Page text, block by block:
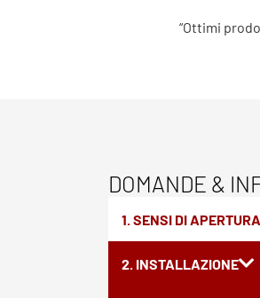
“Ottimi
DOMANDE &
1. SENSI DI APERTURA
2. INSTALLAZIONE